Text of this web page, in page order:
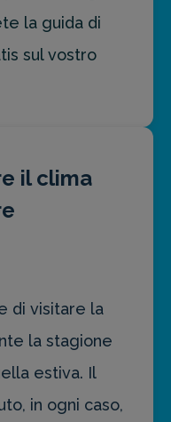
la guida di
sul vostro
il clima
di visitare la
la stagione
estiva. Il
in ogni caso,